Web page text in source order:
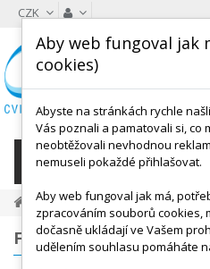
CZK
KATEGORIE
Dětské Aktivity, Didaktika
FILTROVÁNÍ
Aby web fungoval jak
cookies)
Abyste na stránkách rychle
Vás poznali a pamatovali si, co
neobtěžovali nevhodnou
nemuseli pokaždé přihlašovat.
Aby web fungoval jak má,
zpracováním souborů cookies,
dočasně ukládají ve Vašem
udělením souhlasu pomáháte